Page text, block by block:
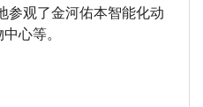
参观了金河佑本智能化动
心等。